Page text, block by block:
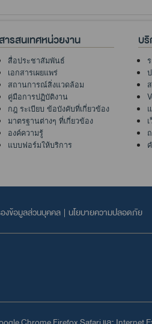
ารสนเทศหน่วยงาน
สื่อประชาสัมพันธ์
เอกสารเผยแพร่
สถานการณ์สิ่งแวดล้อม
คู่มือการปฏิบัติงาน
กฎ ระเบียบ ข้อบังคับที่เกี่ยวข้อง
มาตรฐานต่างๆ ที่เกี่ยวข้อง
องค์ความรู้
แบบฟอร์มให้บริการ
บ
งข้อมูลส่วนบุคคล | นโยบายความปลอดภัย